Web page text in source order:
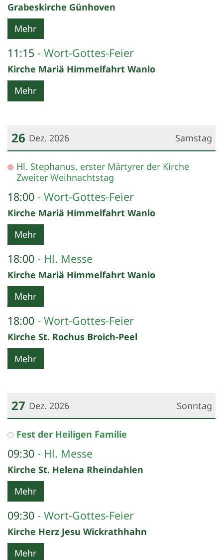
Grabeskirche Günhoven
Mehr
11:15 Wort-Gottes-Feier
Kirche Mariä Himmelfahrt Wanlo
Mehr
Samstag
26 Dez. 2026
Datum: 26. Dezember 2026
Hl. Stephanus, erster Märtyrer der Kirche
Zweiter Weihnachtstag
18:00 Wort-Gottes-Feier
Kirche Mariä Himmelfahrt Wanlo
Mehr
18:00 Hl. Messe
Kirche Mariä Himmelfahrt Wanlo
Mehr
18:00 Wort-Gottes-Feier
Kirche St. Rochus Broich-Peel
Mehr
Sonntag
27 Dez. 2026
Datum: 27. Dezember 2026
Fest der Heiligen Familie
09:30 Hl. Messe
Kirche St. Helena Rheindahlen
Mehr
09:30 Wort-Gottes-Feier
Kirche Herz Jesu Wickrathhahn
Mehr